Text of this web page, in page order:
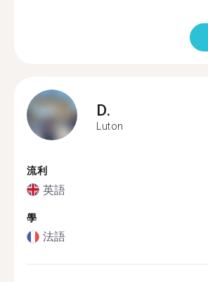
D.
Luton
流利
英語
學
法語